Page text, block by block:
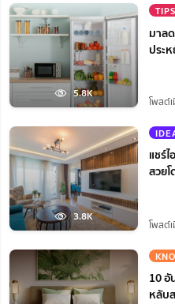
5.8K
มาล
ประ
โพสต์
3.8K
แชร์
สวยโ
โพสต์
10
หลับ